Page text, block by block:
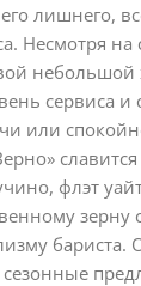
лишнего,
Несмотря на
небольшой
сервиса и
или
флэт
зерну
бариста.